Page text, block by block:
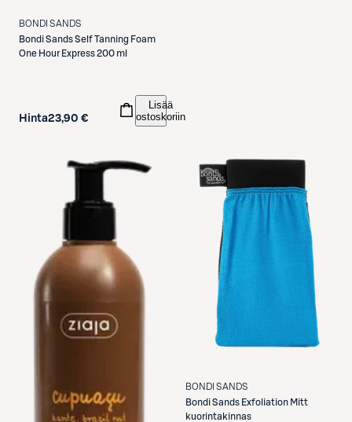
BONDI SANDS
Bondi SandsSelf Tanning Foam
One Hour Express 200 ml
Hinta23,90 €
Lisää
ostoskoriin
BONDI SANDS
Bondi Sands Exfoliation Mitt
kuorintakinnas